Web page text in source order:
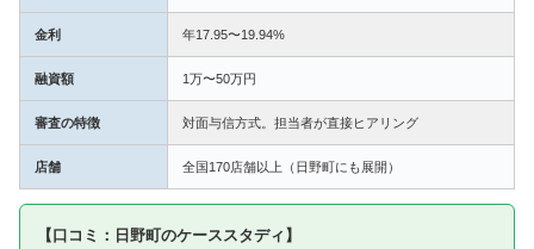
金利 年17.95〜19.94%
融資額 1万〜50万円
審査の特徴 対面与信方式。担当者が直接ヒアリング
店舗 全国170店舗以上（日野町にも展開）
【口コミ：日野町のケーススタディ】